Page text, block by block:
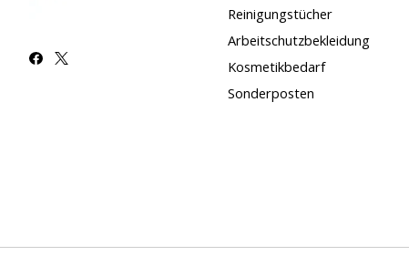
Reinigungstücher
Arbeitschutzbekleidung
Kosmetikbedarf
Sonderposten